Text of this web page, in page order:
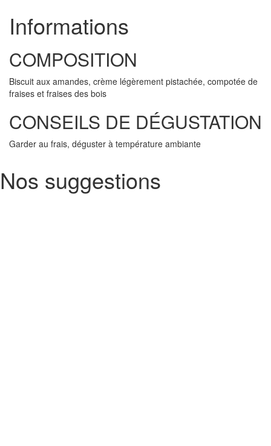
Informations
COMPOSITION
Biscuit aux amandes, crème légèrement pistachée, compotée de
fraises et fraises des bois
CONSEILS DE DÉGUSTATION
Garder au frais, déguster à température ambiante
Nos suggestions